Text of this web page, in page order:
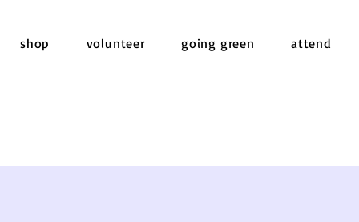
shop volunteer going green attend